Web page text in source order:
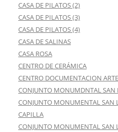
CASA DE PILATOS (2)
CASA DE PILATOS (3)
CASA DE PILATOS (4)
CASA DE SALINAS
CASA ROSA
CENTRO DE CERÁMICA
CENTRO DOCUMENTACION
CONJUNTO MONUMDNTAL SAN
CONJUNTO MONUMENTAL SAN
CAPILLA
CONJUNTO MONUMENTAL SAN